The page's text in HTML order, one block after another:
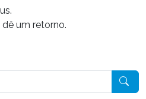
um retorno.